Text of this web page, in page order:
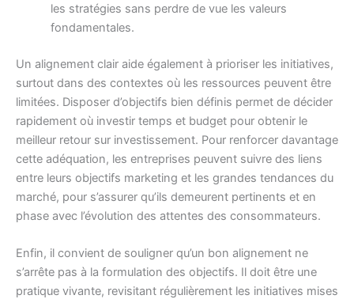
les stratégies sans perdre de vue les valeurs
fondamentales.
Un alignement clair aide également à prioriser les initiatives,
surtout dans des contextes où les ressources peuvent être
limitées. Disposer d’objectifs bien définis permet de décider
rapidement où investir temps et budget pour obtenir le
meilleur retour sur investissement. Pour renforcer davantage
cette adéquation, les entreprises peuvent suivre des liens
entre leurs objectifs marketing et les grandes tendances du
marché, pour s’assurer qu’ils demeurent pertinents et en
phase avec l’évolution des attentes des consommateurs.
Enfin, il convient de souligner qu’un bon alignement ne
s’arrête pas à la formulation des objectifs. Il doit être une
pratique vivante, revisitant régulièrement les initiatives mises